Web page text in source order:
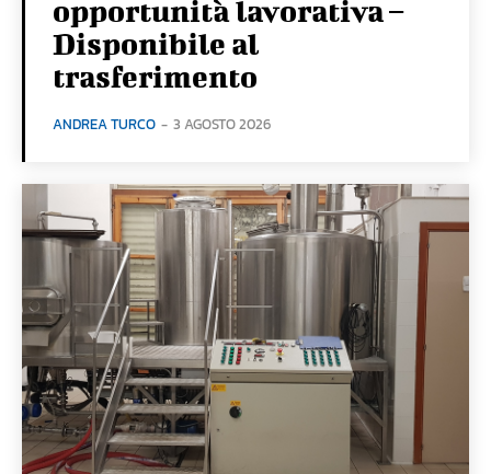
opportunità lavorativa –
Disponibile al
trasferimento
ANDREA TURCO - 3 AGOSTO 2026